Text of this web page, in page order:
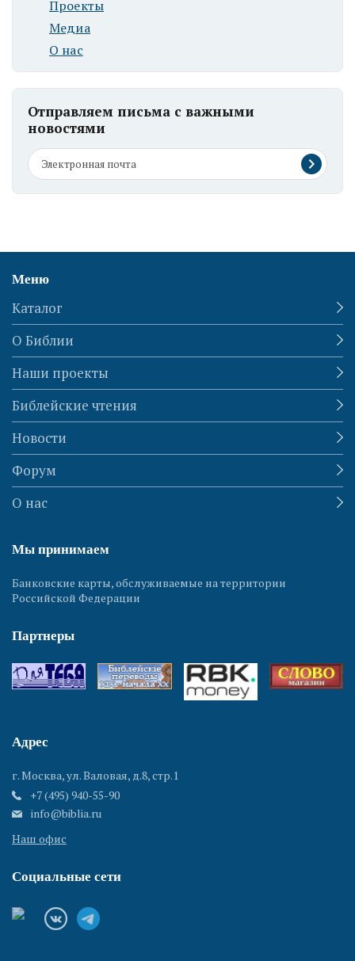
Проекты
Медиа
О нас
Отправляем письма с важными
новостями
Меню
Каталог
О Библии
Наши проекты
Библейские чтения
Новости
Форум
О нас
Мы принимаем
Банковские карты, обслуживаемые на территории
Российской Федерации
Партнеры
Адрес
г. Москва, ул. Валовая, д.8, стр.1
+7 (495) 940-55-90
info@biblia.ru
Наш офис
Социальные сети